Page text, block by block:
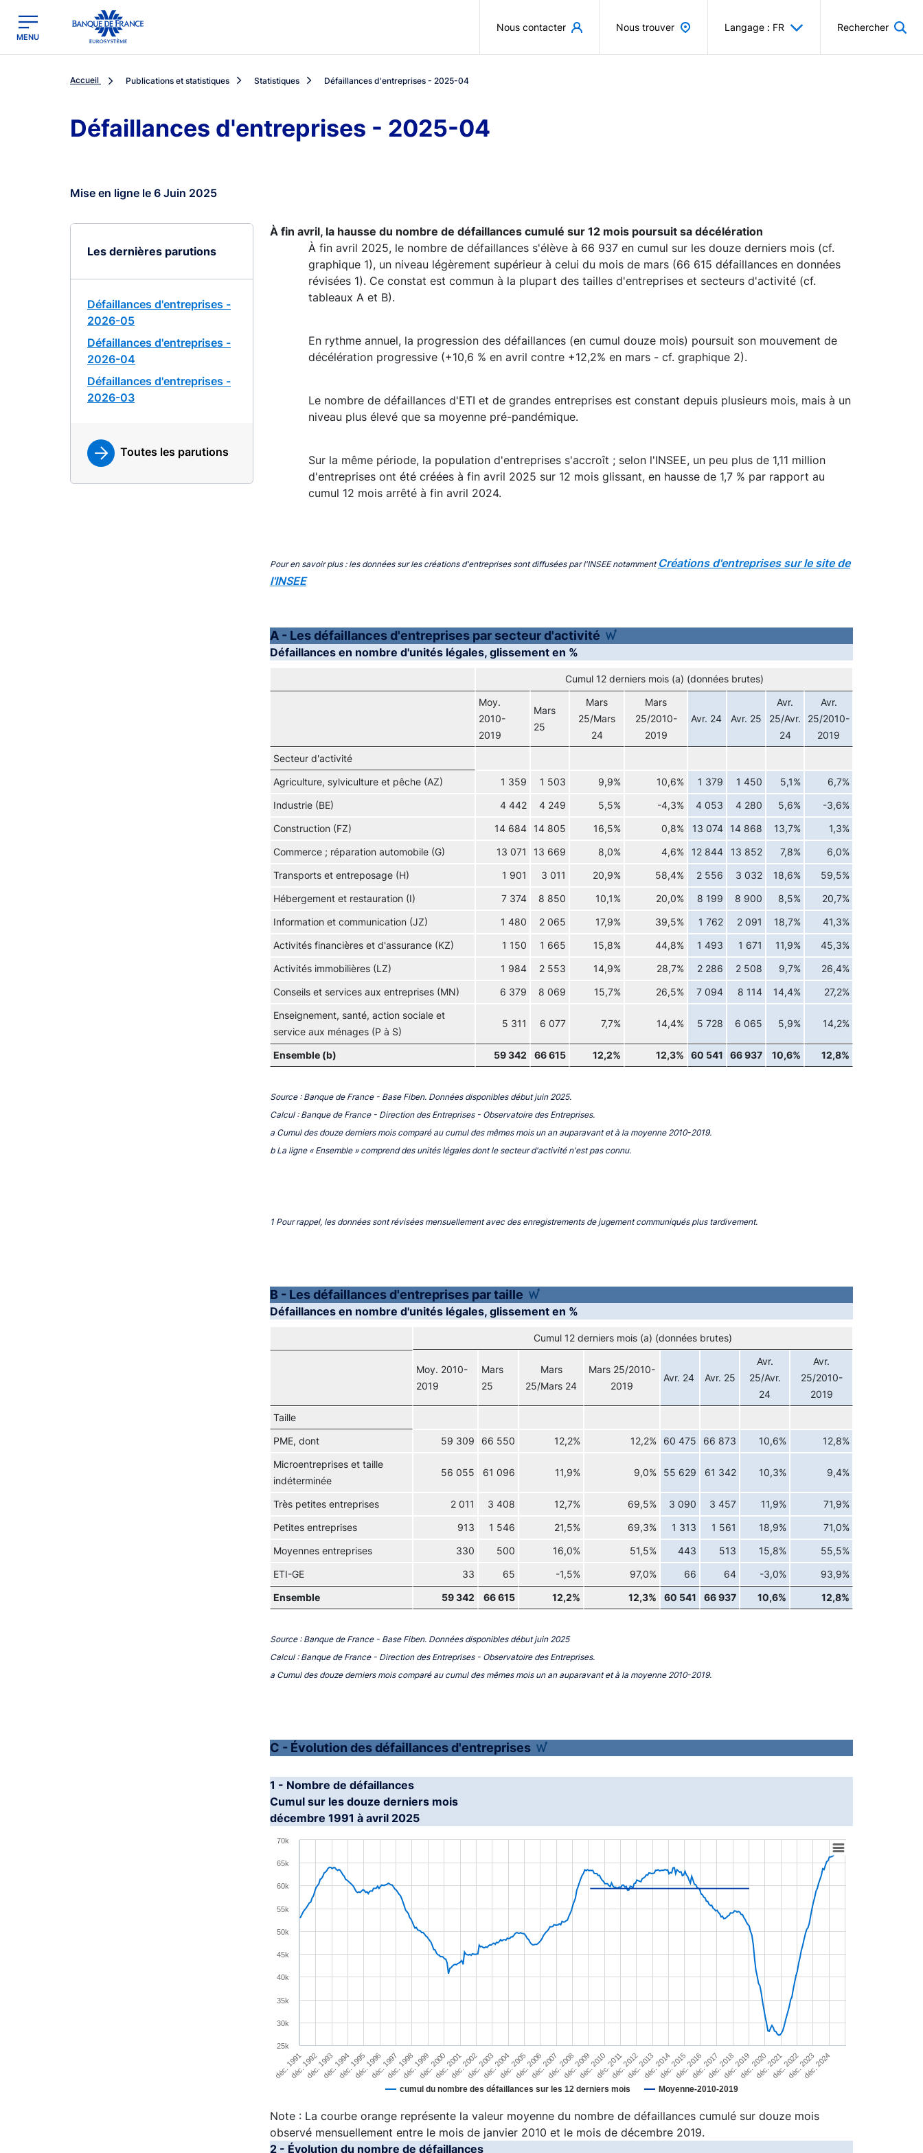
Banque de France - Menu Principal
MENU
Nous contacter Nous trouver Langage : FR Rechercher
Accueil Publications et statistiques Statistiques Défaillances d'entreprises - 2025-04
Défaillances d'entreprises - 2025-04
Mise en ligne le 6 Juin 2025
Les dernières parutions
Défaillances d'entreprises -
2026-05
Défaillances d'entreprises -
2026-04
Défaillances d'entreprises -
2026-03
Toutes les parutions
À fin avril, la hausse du nombre de défaillances cumulé sur 12 mois poursuit sa décélération
À fin avril 2025, le nombre de défaillances s'élève à 66 937 en cumul sur les douze derniers mois (cf.
graphique 1), un niveau légèrement supérieur à celui du mois de mars (66 615 défaillances en données
révisées 1). Ce constat est commun à la plupart des tailles d'entreprises et secteurs d'activité (cf.
tableaux A et B).
En rythme annuel, la progression des défaillances (en cumul douze mois) poursuit son mouvement de
décélération progressive (+10,6 % en avril contre +12,2% en mars - cf. graphique 2).
Le nombre de défaillances d'ETI et de grandes entreprises est constant depuis plusieurs mois, mais à un
niveau plus élevé que sa moyenne pré-pandémique.
Sur la même période, la population d'entreprises s'accroît ; selon l'INSEE, un peu plus de 1,11 million
d'entreprises ont été créées à fin avril 2025 sur 12 mois glissant, en hausse de 1,7 % par rapport au
cumul 12 mois arrêté à fin avril 2024.
Pour en savoir plus : les données sur les créations d'entreprises sont diffusées par l'INSEE notamment Créations d'entreprises sur le site de
l'INSEE
A - Les défaillances d'entreprises par secteur d'activité
Défaillances en nombre d'unités légales, glissement en %
Cumul 12 derniers mois (a) (données brutes)
Moy.
2010-
2019
Mars
25
Mars
25/Mars
24
Mars
25/2010-
2019
Avr. 24 Avr. 25
Avr.
25/Avr.
24
Avr.
25/2010-
2019
Secteur d'activité
Agriculture, sylviculture et pêche (AZ) 1 359 1 503 9,9% 10,6% 1 379 1 450 5,1% 6,7%
Industrie (BE) 4 442 4 249 5,5% -4,3% 4 053 4 280 5,6% -3,6%
Construction (FZ) 14 684 14 805 16,5% 0,8% 13 074 14 868 13,7% 1,3%
Commerce ; réparation automobile (G) 13 071 13 669 8,0% 4,6% 12 844 13 852 7,8% 6,0%
Transports et entreposage (H) 1 901 3 011 20,9% 58,4% 2 556 3 032 18,6% 59,5%
Hébergement et restauration (I) 7 374 8 850 10,1% 20,0% 8 199 8 900 8,5% 20,7%
Information et communication (JZ) 1 480 2 065 17,9% 39,5% 1 762 2 091 18,7% 41,3%
Activités financières et d'assurance (KZ) 1 150 1 665 15,8% 44,8% 1 493 1 671 11,9% 45,3%
Activités immobilières (LZ) 1 984 2 553 14,9% 28,7% 2 286 2 508 9,7% 26,4%
Conseils et services aux entreprises (MN) 6 379 8 069 15,7% 26,5% 7 094 8 114 14,4% 27,2%
Enseignement, santé, action sociale et
service aux ménages (P à S)
5 311 6 077 7,7% 14,4% 5 728 6 065 5,9% 14,2%
Ensemble (b) 59 342 66 615 12,2% 12,3% 60 541 66 937 10,6% 12,8%
Source : Banque de France - Base Fiben. Données disponibles début juin 2025.
Calcul : Banque de France - Direction des Entreprises - Observatoire des Entreprises.
a Cumul des douze derniers mois comparé au cumul des mêmes mois un an auparavant et à la moyenne 2010-2019.
b La ligne « Ensemble » comprend des unités légales dont le secteur d'activité n'est pas connu.
1 Pour rappel, les données sont révisées mensuellement avec des enregistrements de jugement communiqués plus tardivement.
B - Les défaillances d'entreprises par taille
Défaillances en nombre d'unités légales, glissement en %
Cumul 12 derniers mois (a) (données brutes)
Moy. 2010-
2019
Mars
25
Mars
25/Mars 24
Mars 25/2010-
2019
Avr. 24 Avr. 25
Avr.
25/Avr.
24
Avr.
25/2010-
2019
Taille
PME, dont 59 309 66 550 12,2% 12,2% 60 475 66 873 10,6% 12,8%
Microentreprises et taille
indéterminée
56 055 61 096 11,9% 9,0% 55 629 61 342 10,3% 9,4%
Très petites entreprises 2 011 3 408 12,7% 69,5% 3 090 3 457 11,9% 71,9%
Petites entreprises 913 1 546 21,5% 69,3% 1 313 1 561 18,9% 71,0%
Moyennes entreprises 330 500 16,0% 51,5% 443 513 15,8% 55,5%
ETI-GE 33 65 -1,5% 97,0% 66 64 -3,0% 93,9%
Ensemble 59 342 66 615 12,2% 12,3% 60 541 66 937 10,6% 12,8%
Source : Banque de France - Base Fiben. Données disponibles début juin 2025
Calcul : Banque de France - Direction des Entreprises - Observatoire des Entreprises.
a Cumul des douze derniers mois comparé au cumul des mêmes mois un an auparavant et à la moyenne 2010-2019.
C - Évolution des défaillances d'entreprises
1 - Nombre de défaillances
Cumul sur les douze derniers mois
décembre 1991 à avril 2025
Line chart with 2 lines.
View as data table, Chart
The chart has 1 X axis displaying XAxis.
The chart has 1 Y axis displaying YAxis. Range: 25000 to 70000.
cumul du nombre des défaillances sur les 12 derniers mois Moyenne-2010-2019
25k
30k
35k
40k
45k
50k
55k
60k
65k
70k
déc. 1991déc. 1992déc. 1993déc. 1994déc. 1995déc. 1996déc. 1997déc. 1998déc. 1999déc. 2000déc. 2001déc. 2002déc. 2003déc. 2004déc. 2005déc. 2006déc. 2007déc. 2008déc. 2009déc. 2010déc. 2011déc. 2012déc. 2013déc. 2014déc. 2015déc. 2016déc. 2017déc. 2018déc. 2019déc. 2020déc. 2021déc. 2022déc. 2023déc. 2024
End of interactive chart.
Note : La courbe orange représente la valeur moyenne du nombre de défaillances cumulé sur douze mois
observé mensuellement entre le mois de janvier 2010 et le mois de décembre 2019.
2 - Évolution du nombre de défaillances